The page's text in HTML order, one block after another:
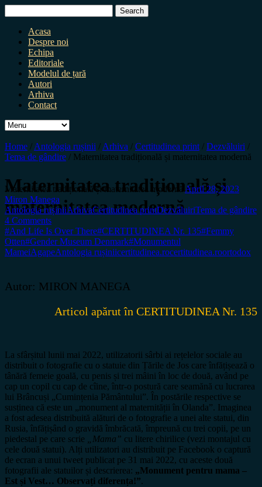
for:
Acasa
Despre noi
Echipa
Editoriale
Modelul de țară
Autori
Arhiva
Contact
Home / Antologia rușinii / Arhiva / Certitudinea print / Dezvăluiri /
Tema de gândire / Maternitatea tradițională și maternitatea modernă
Maternitatea tradițională și
maternitatea modernă
Maternitatea tradițională și maternitatea modernă April 28, 2023
Miron Manega
Antologia rușiniiArhivaCertitudinea printDezvăluiriTema de gândire
4 Comments
#And Life Is Over There#CERTITUDINEA Nr. 135#Femmy
Otten#Gender Museum Denmark#Monumentul
MameiAgapeAntologia rușiniicertitudinea.rocertitudinea.roortodox
Autor: MIRON MANEGA
Articol apărut în CERTITUDINEA Nr. 135
La sfârșitul lunii mai 2022, utilizatorii sârbi ai rețelelor sociale au
distribuit o fotografie cu o statuie din Țările de Jos care înfățișează o
tânără femeie goală, cu penis și trei mâini în loc de două, având pe
cap un copil cu cap de cîine, într-o postură care seamănă cu lucrarea
lui Brâncuși „Cumințenia Pământului”. În postările respective se
susținea că este un „monument al maternității în Olanda”. Imaginea
a fost adesea distribuită alături de o fotografie a unei alte statui, din
Rusia, înfățișând o gravidă îmbrăcată, împreună cu trei copii, pe un
piedestal pe care scrie
„Mama” cu litere chirilice (vezi montajul cu
cele două statui). Alți utilizatori au distribuit pe Facebook o captură
de ecran a unui tweet publicat pe 31 mai 2022, cu aceste două
fotografii ale statuilor și descrierea: „Monument pentru mama –
Est și Vest… Observați diferența!”.